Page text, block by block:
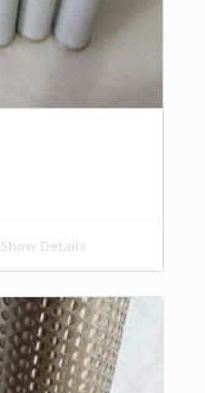
Show Details